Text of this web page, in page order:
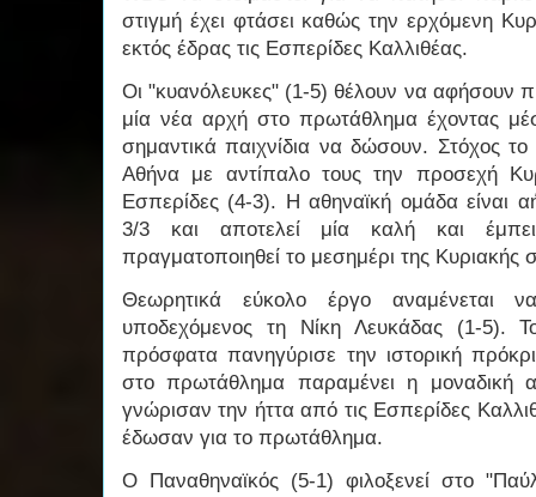
στιγμή έχει φτάσει καθώς την ερχόμενη
εκτός έδρας τις Εσπερίδες Καλλιθέας.
Οι "κυανόλευκες" (1-5) θέλουν να αφήσουν
μία νέα αρχή στο πρωτάθλημα έχοντας
σημαντικά παιχνίδια να δώσουν. Στόχος
Αθήνα με αντίπαλο τους την προσεχή
Εσπερίδες (4-3). Η αθηναϊκή ομάδα είναι
3/3 και αποτελεί μία καλή και
πραγματοποιηθεί το μεσημέρι της Κυριακής
Θεωρητικά εύκολο έργο αναμένεται
υποδεχόμενος τη Νίκη Λευκάδας (1-5).
πρόσφατα πανηγύρισε την ιστορική
στο πρωτάθλημα παραμένει η μοναδική
γνώρισαν την ήττα από τις Εσπερίδες
έδωσαν για το πρωτάθλημα.
Ο Παναθηναϊκός (5-1) φιλοξενεί στο